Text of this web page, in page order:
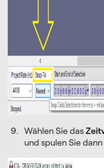
Wählen Sie das
und spulen Sie